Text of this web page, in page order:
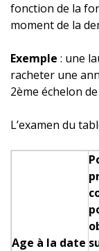
fonction de la
moment de la
Exemple : une
racheter une
2ème échelon
L’examen du
Age à la date